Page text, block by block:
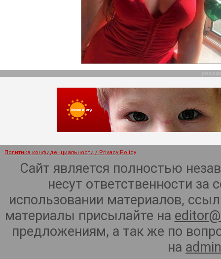
Политика конфиденциальности / Privacy Policy
Сайт является полностью
несут ответственности
использовании материалов,
материалы присылайте на
предложениям, а так же по
на